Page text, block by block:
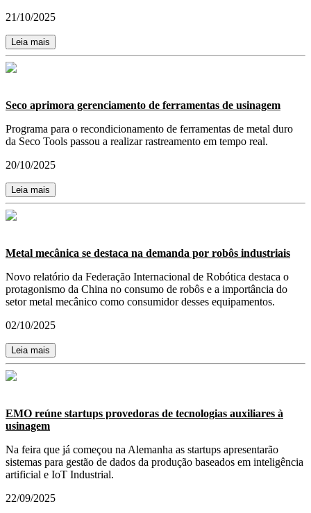
21/10/2025
Leia mais
Seco aprimora gerenciamento de ferramentas de usinagem
Programa para o recondicionamento de ferramentas de metal duro
da Seco Tools passou a realizar rastreamento em tempo real.
20/10/2025
Leia mais
Metal mecânica se destaca na demanda por robôs industriais
Novo relatório da Federação Internacional de Robótica destaca o
protagonismo da China no consumo de robôs e a importância do
setor metal mecânico como consumidor desses equipamentos.
02/10/2025
Leia mais
EMO reúne startups provedoras de tecnologias auxiliares à
usinagem
Na feira que já começou na Alemanha as startups apresentarão
sistemas para gestão de dados da produção baseados em inteligência
artificial e IoT Industrial.
22/09/2025